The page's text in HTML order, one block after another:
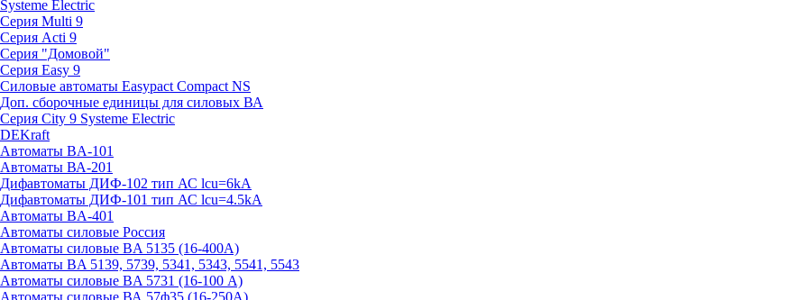
Systeme Electric
Серия Multi 9
Серия Acti 9
Серия "Домовой"
Серия Easy 9
Силовые автоматы Easypact Compact NS
Доп. сборочные единицы для силовых ВА
Серия City 9 Systeme Electric
DEKraft
Автоматы BA-101
Автоматы ВА-201
Дифавтоматы ДИФ-102 тип АС lcu=6kA
Дифавтоматы ДИФ-101 тип АС lcu=4.5kA
Автоматы BA-401
Автоматы силовые Россия
Автоматы силовые BA 5135 (16-400А)
Автоматы BA 5139, 5739, 5341, 5343, 5541, 5543
Автоматы силовые BA 5731 (16-100 А)
Автоматы силовые ВА 57ф35 (16-250А)